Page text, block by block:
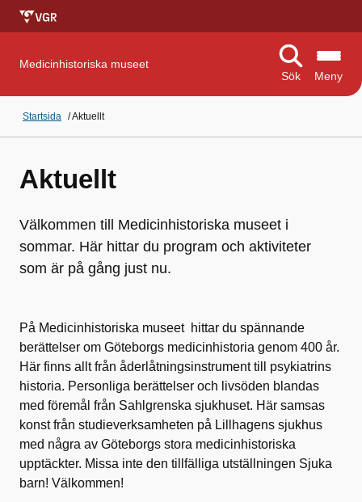
Medicinhistoriska museet
Sök
Meny
Startsida /Aktuellt
Aktuellt
Välkommen till Medicinhistoriska museet i
sommar. Här hittar du program och aktiviteter
som är på gång just nu.
På Medicinhistoriska museet hittar du spännande
berättelser om Göteborgs medicinhistoria genom 400 år.
Här finns allt från åderlåtningsinstrument till psykiatrins
historia. Personliga berättelser och livsöden blandas
med föremål från Sahlgrenska sjukhuset. Här samsas
konst från studieverksamheten på Lillhagens sjukhus
med några av Göteborgs stora medicinhistoriska
upptäckter. Missa inte den tillfälliga utställningen Sjuka
barn! Välkommen!